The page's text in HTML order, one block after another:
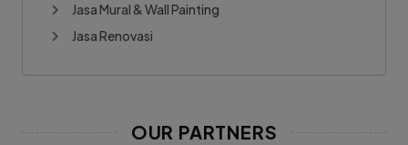
Jasa Mural & Wall Painting
Jasa Renovasi
OUR PARTNERS